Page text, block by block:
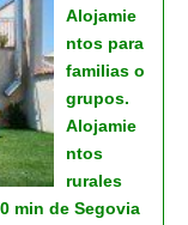
Alojamie
ntos para
familias o
grupos.
Alojamie
ntos
rurales
min de Segovia